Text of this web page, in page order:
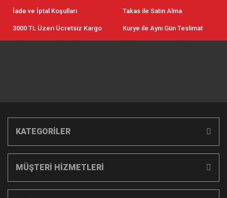
İade ve İptal Koşulları Takas ile Satın Alma
3000 TL Üzeri Ücretsiz Kargo Kurye ile Aynı Gün Teslimat
KATEGORİLER
MÜŞTERİ HİZMETLERİ